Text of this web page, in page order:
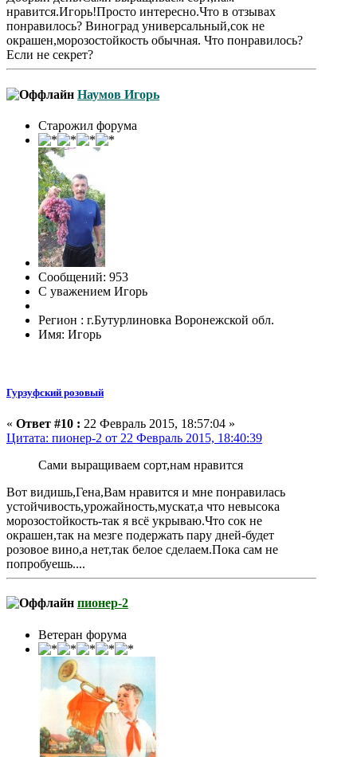
нравится.Игорь!Просто интересно.Что в отзывах
понравилось? Виноград универсальный,сок не
окрашен,морозостойкость обычная. Что понравилось?
Если не секрет?
Наумов Игорь
Старожил форума
Сообщений: 953
С уважением Игорь
Регион : г.Бутурлиновка Воронежской обл.
Имя: Игорь
Гурзуфский розовый
« Ответ #10 : 22 Февраль 2015, 18:57:04 »
Цитата: пионер-2 от 22 Февраль 2015, 18:40:39
Сами выращиваем сорт,нам нравится
Вот видишь,Гена,Вам нравится и мне понравилась
устойчивость,урожайность,мускат,а что невысока
морозостойкость-так я всё укрываю.Что сок не
окрашен,так на мезге подержать пару дней-будет
розовое вино,а нет,так белое сделаем.Пока сам не
попробуешь....
пионер-2
Ветеран форума